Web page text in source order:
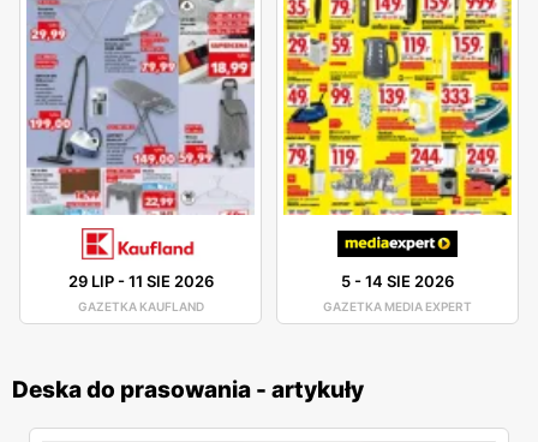
29 LIP-11 SIE 2026
GAZETKA KAUFLAND
5-14 SIE 2026
GAZETKA MEDIA EXPERT
Deska do prasowania - artykuły